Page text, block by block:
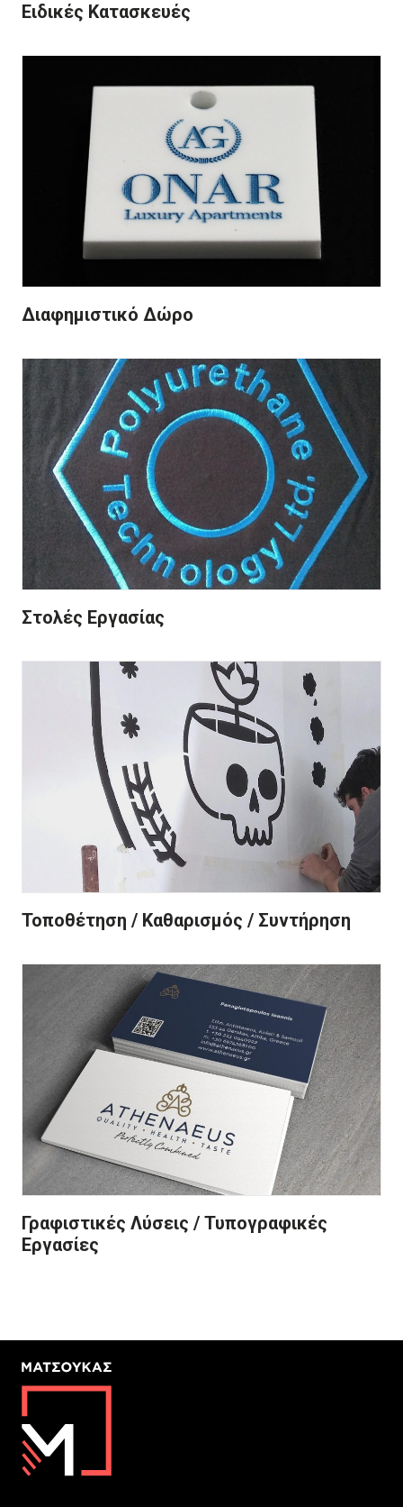
Ειδικές Κατασκευές
Διαφημιστικό Δώρο
Στολές Εργασίας
Τοποθέτηση / Καθαρισμός / Συντήρηση
Γραφιστικές Λύσεις / Τυπογραφικές
Εργασίες